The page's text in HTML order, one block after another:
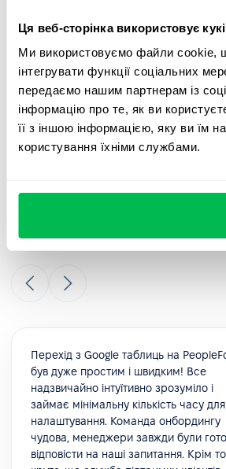
Ця веб-сторінка використовує кукі
Ми використовуємо файли cookie,
інтегрувати функції соціальних
передаємо нашим партнерам із
інформацію про те, як ви
її з іншою інформацією, яку ви їм
користування їхніми службами.
Інтеграції
Інтегруйте Google, Microsoft і популярні
месенджери для зручної комунікації,
календарі та швидкого входу в систему.
Погляньте, що наші клієнти
використання PeopleForce.
Перехід з Google таблиць на
був дуже простим і швидким! Все
надзвичайно інтуїтивно зрозуміло і
займає мінімальну кількість часу для
налаштування. Команда онбордингу
чудова, менеджери завжди були
відповісти на наші запитання. Крім